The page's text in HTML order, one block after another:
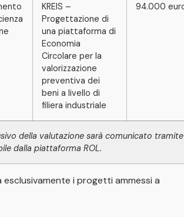
KREIS –
Progettazione di
una piattaforma di
Economia
Circolare per la
valorizzazione
preventiva dei
beni a livello di
filiera industriale
94.000
della valutazione sarà comunicato tramite
dalla piattaforma ROL.
esclusivamente i progetti ammessi a